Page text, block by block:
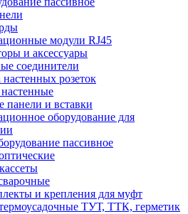
модули RJ45
и аксессуары
соединители
розеток
панели и вставки
оборудование для
пассивное
и крепления для муфт
ТУТ, ТТК, герметик